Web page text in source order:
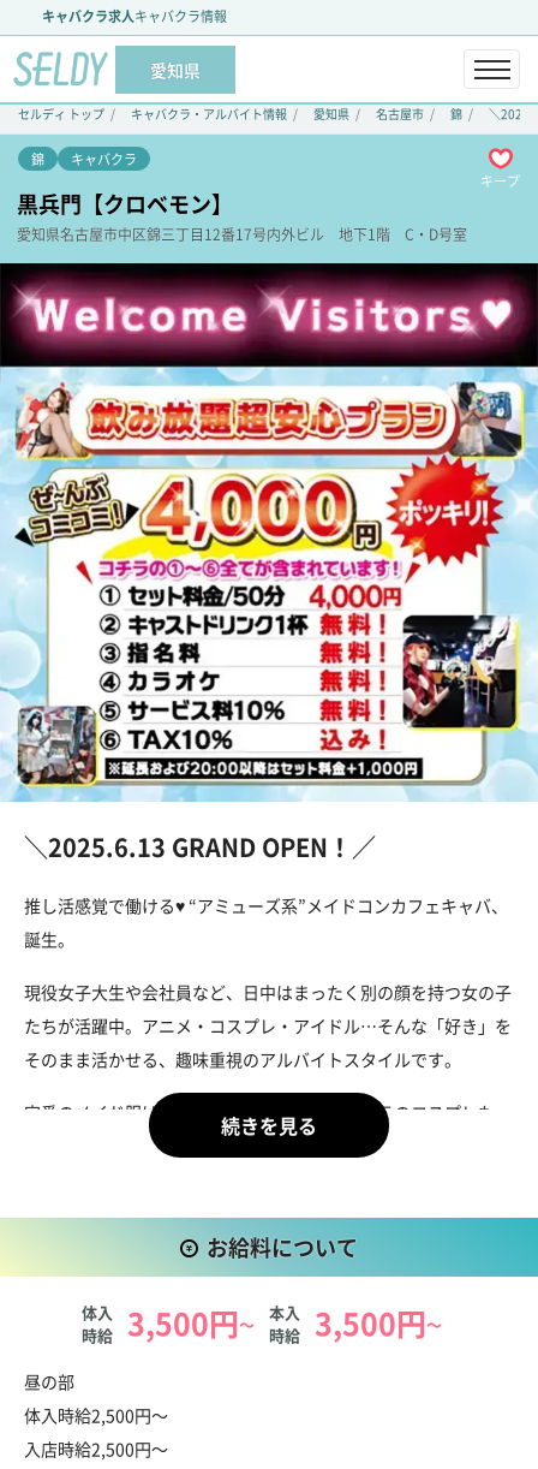
キャバクラ求人キャバクラ情報
愛知県
セルディ トップ キャバクラ・アルバイト情報 愛知県 名古屋市 錦 ＼
錦
キャバクラ
キープ
黒兵門【クロベモン】
愛知県名古屋市中区錦三丁目12番17号内外ビル 地下1階 C・D号室
＼2025.6.13 GRAND OPEN！／
推し活感覚で働ける♥ “アミューズ系”メイドコンカフェキャバ、
誕生。
現役女子大生や会社員など、日中はまったく別の顔を持つ女の子
たちが活躍中。アニメ・コスプレ・アイドル…そんな「好き」を
そのまま活かせる、趣味重視のアルバイトスタイルです。
定番のメイド服はもちろん、自分の好きなキャラのコスプレも
OK。今日の気分に合わせて、自由に「なりたい自分」で働ける
は一切ナシ。未経験の方でも安心してスタートできます。
さらに、初めの2ヶ月は【連絡先交換・同伴・アフター全面
NG】、しかも【店外交流ゼロ】。おさわりなどもスタッフがし
っかりガードするので、初めてのナイトワークでも不安なく働け
体験入店は手ぶらでOK♪ 衣装は無料で貸出、面接時には交通費
の支給も。結果に関わらず、あなたの挑戦を応援します。
お給料について
体入
時給
3,500円～
本入
時給
3,500円～
お給料について
昼の部
体入時給2,500円～
入店時給2,500円～